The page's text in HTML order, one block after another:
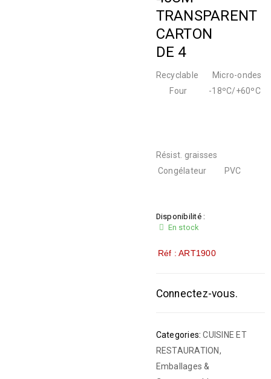
TRANSPARENT
CARTON
DE 4
Recyclable Micro-ondes
Four -18ºC/+60ºC
Résist. graisses
Congélateur PVC
Disponibilité :
En stock
Réf : ART1900
Connectez-vous.
Categories: CUISINE ET
RESTAURATION,
Emballages &